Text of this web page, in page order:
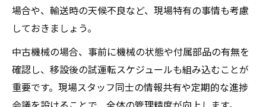
場合や、輸送時の天候不良など、現場特有の事情も考慮
しておきましょう。
中古機械の場合、事前に機械の状態や付属部品の有無を
確認し、移設後の試運転スケジュールも組み込むことが
重要です。現場スタッフ同士の情報共有や定期的な進捗